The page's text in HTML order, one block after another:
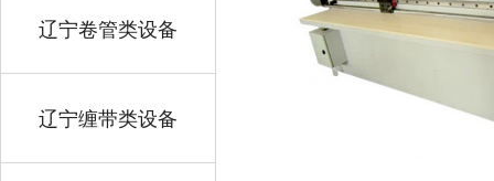
辽宁卷管类设备
辽宁缠带类设备